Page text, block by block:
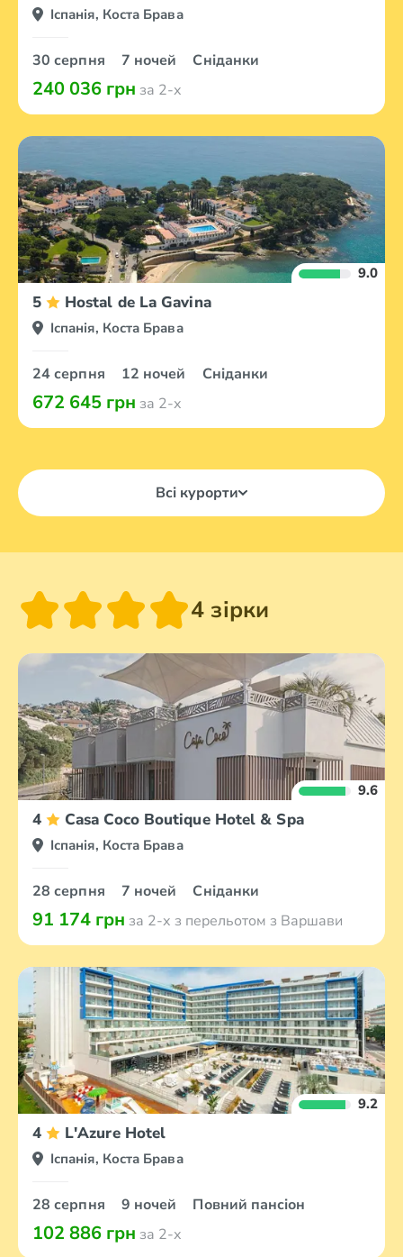
Іспанія, Коста Брава
30 серпня 7 ночей Сніданки
240 036 грн за 2-х
9.0
5 Hostal de La Gavina
Іспанія, Коста Брава
24 серпня 12 ночей Сніданки
672 645 грн за 2-х
Всі курорти
4 зірки
9.6
4 Casa Coco Boutique Hotel & Spa
Іспанія, Коста Брава
28 серпня 7 ночей Сніданки
91 174 грн за 2-х з перельотом з Варшави
9.2
4 L'Azure Hotel
Іспанія, Коста Брава
28 серпня 9 ночей Повний пансіон
102 886 грн за 2-х